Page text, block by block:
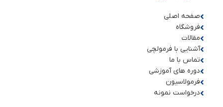
صفحه اصلی
فروشگاه
مقالات
آشنایی با فرمولچی
تماس با ما
دوره های آموزشی
فرمولاسیون
درخواست نمونه